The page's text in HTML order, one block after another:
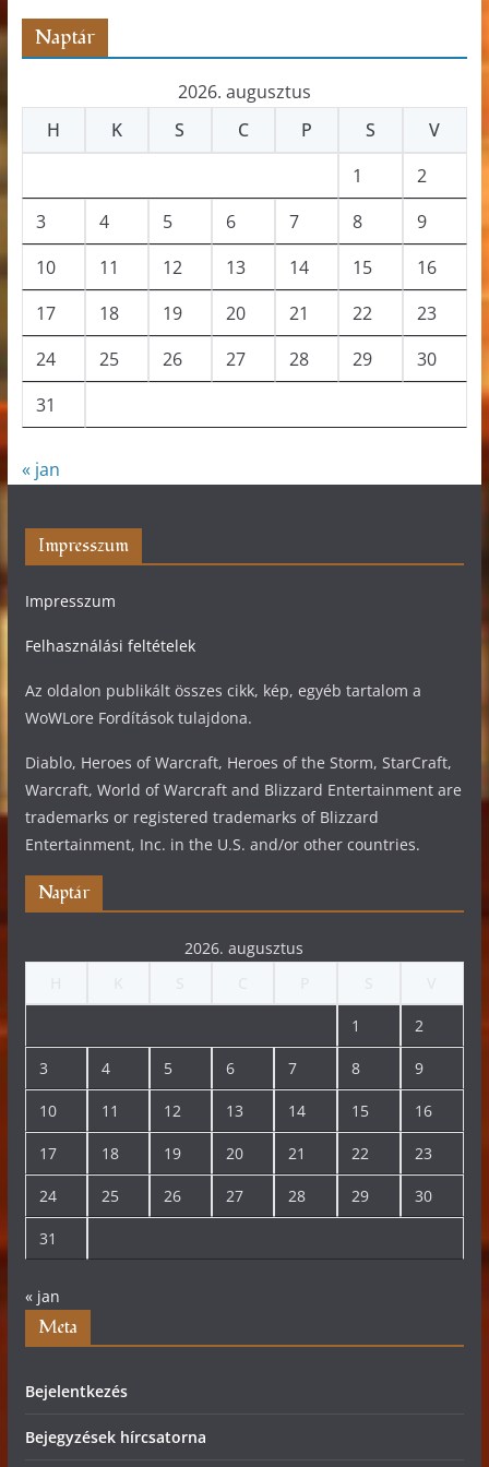
Naptár
2026. augusztus
H
K S C P S
V
1
2
3
4 5 6 7 8
9
10
11 12 13 14 15
16
17
18 19 20 21 22
23
24
25 26 27 28 29
30
31
« jan
Impresszum
Impresszum
Felhasználási feltételek
Az oldalon publikált összes cikk, kép, egyéb tartalom a
WoWLore Fordítások tulajdona.
Diablo, Heroes of Warcraft, Heroes of the Storm, StarCraft,
Warcraft, World of Warcraft and Blizzard Entertainment are
trademarks or registered trademarks of Blizzard
Entertainment, Inc. in the U.S. and/or other countries.
Naptár
2026. augusztus
1 2
3 4 5 6 7 8 9
10 11 12 13 14 15 16
17 18 19 20 21 22 23
24 25 26 27 28 29 30
31
« jan
Meta
Bejelentkezés
Bejegyzések hírcsatorna